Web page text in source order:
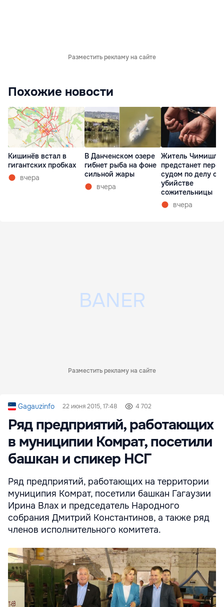
Разместить рекламу на сайте
Похожие новости
Кишинёв встал в
гигантских пробках
вчера
В Данченском озере
гибнет рыба на фоне
сильной жары
вчера
Житель
предстанет перед
судом по делу об
убийстве
сожительницы
вчера
Разместить рекламу на сайте
Gagauzinfo 22 июня 2015, 17:48 4 702
Ряд предприятий, работающих
в муниципии Комрат, посетили
башкан и спикер НСГ
Ряд предприятий, работающих на территории
муниципия Комрат, посетили башкан Гагаузии
Ирина Влах и председатель Народного
собрания Дмитрий Константинов, а также ряд
членов исполнительного комитета.